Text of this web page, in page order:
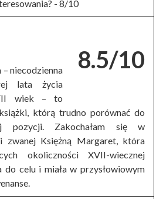
- 8/10
8.5/10
niecodzienna
lata życia
wiek – to
którą trudno porównać do
pozycji. Zakochałam się w
zwanej Księżną Margaret, która
okoliczności XVII-wiecznej
do celu i miała w przysłowiowym